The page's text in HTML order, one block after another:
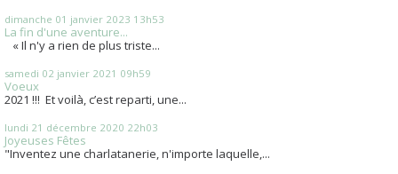
dimanche 01 janvier 2023 13h53
La fin d'une aventure...
« Il n'y a rien de plus triste...
samedi 02 janvier 2021 09h59
Voeux
2021 !!! Et voilà, c’est reparti, une...
lundi 21 décembre 2020 22h03
Joyeuses Fêtes
"Inventez une charlatanerie, n'importe laquelle,...